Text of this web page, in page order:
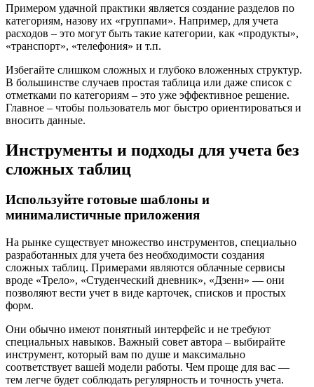
Примером удачной практики является создание разделов по
категориям, назову их «группами». Например, для учета
расходов – это могут быть такие категории, как «продукты»,
«транспорт», «телефония» и т.п.
Избегайте слишком сложных и глубоко вложенных структур.
В большинстве случаев простая таблица или даже список с
отметками по категориям – это уже эффективное решение.
Главное – чтобы пользователь мог быстро ориентироваться и
вносить данные.
Инструменты и подходы для учета без
сложных таблиц
Используйте готовые шаблоны и
минималистичные приложения
На рынке существует множество инструментов, специально
разработанных для учета без необходимости создания
сложных таблиц. Примерами являются облачные сервисы
вроде «Трело», «Студенческий дневник», «Дзенн» — они
позволяют вести учет в виде карточек, списков и простых
форм.
Они обычно имеют понятный интерфейс и не требуют
специальных навыков. Важный совет автора – выбирайте
инструмент, который вам по душе и максимально
соответствует вашей модели работы. Чем проще для вас —
тем легче будет соблюдать регулярность и точность учета.